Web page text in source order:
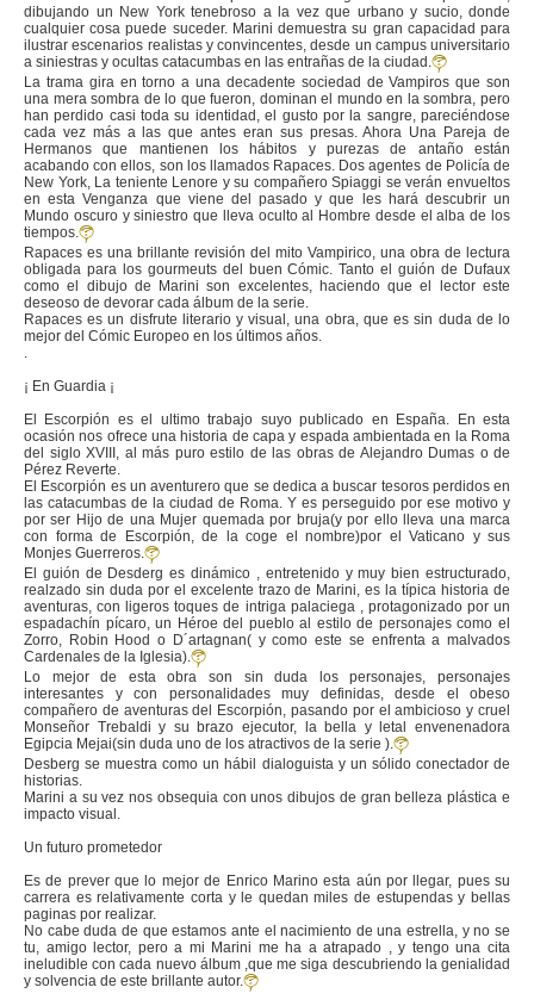
dibujando un New York tenebroso a la vez que urbano y sucio, donde
cualquier cosa puede suceder. Marini demuestra su gran capacidad para
ilustrar escenarios realistas y convincentes, desde un campus universitario
a siniestras y ocultas catacumbas en las entrañas de la ciudad.
La trama gira en torno a una decadente sociedad de Vampiros que son
una mera sombra de lo que fueron, dominan el mundo en la sombra, pero
han perdido casi toda su identidad, el gusto por la sangre, pareciéndose
cada vez más a las que antes eran sus presas. Ahora Una Pareja de
Hermanos que mantienen los hábitos y purezas de antaño están
acabando con ellos, son los llamados Rapaces. Dos agentes de Policía de
New York, La teniente Lenore y su compañero Spiaggi se verán envueltos
en esta Venganza que viene del pasado y que les hará descubrir un
Mundo oscuro y siniestro que lleva oculto al Hombre desde el alba de los
tiempos.
Rapaces es una brillante revisión del mito Vampirico, una obra de lectura
obligada para los gourmeuts del buen Cómic. Tanto el guión de Dufaux
como el dibujo de Marini son excelentes, haciendo que el lector este
deseoso de devorar cada álbum de la serie.
Rapaces es un disfrute literario y visual, una obra, que es sin duda de lo
mejor del Cómic Europeo en los últimos años.
.
¡ En Guardia ¡
El Escorpión es el ultimo trabajo suyo publicado en España. En esta
ocasión nos ofrece una historia de capa y espada ambientada en la Roma
del siglo XVIII, al más puro estilo de las obras de Alejandro Dumas o de
Pérez Reverte.
El Escorpión es un aventurero que se dedica a buscar tesoros perdidos en
las catacumbas de la ciudad de Roma. Y es perseguido por ese motivo y
por ser Hijo de una Mujer quemada por bruja(y por ello lleva una marca
con forma de Escorpión, de la coge el nombre)por el Vaticano y sus
Monjes Guerreros.
El guión de Desderg es dinámico , entretenido y muy bien estructurado,
realzado sin duda por el excelente trazo de Marini, es la típica historia de
aventuras, con ligeros toques de intriga palaciega , protagonizado por un
espadachín pícaro, un Héroe del pueblo al estilo de personajes como el
Zorro, Robin Hood o D´artagnan( y como este se enfrenta a malvados
Cardenales de la Iglesia).
Lo mejor de esta obra son sin duda los personajes, personajes
interesantes y con personalidades muy definidas, desde el obeso
compañero de aventuras del Escorpión, pasando por el ambicioso y cruel
Monseñor Trebaldi y su brazo ejecutor, la bella y letal envenenadora
Egipcia Mejai(sin duda uno de los atractivos de la serie ).
Desberg se muestra como un hábil dialoguista y un sólido conectador de
historias.
Marini a su vez nos obsequia con unos dibujos de gran belleza plástica e
impacto visual.
Un futuro prometedor
Es de prever que lo mejor de Enrico Marino esta aún por llegar, pues su
carrera es relativamente corta y le quedan miles de estupendas y bellas
paginas por realizar.
No cabe duda de que estamos ante el nacimiento de una estrella, y no se
tu, amigo lector, pero a mi Marini me ha a atrapado , y tengo una cita
ineludible con cada nuevo álbum ,que me siga descubriendo la genialidad
y solvencia de este brillante autor.